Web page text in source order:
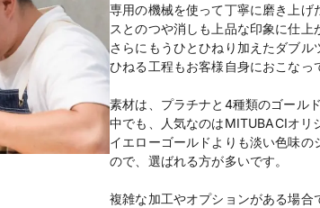
専用の機械を使って丁寧に磨き上げ
スとのつや消しも上品な印象に仕上
さらにもうひとひねり加えたダブル
ひねる工程もお客様自身におこなっ
素材は、プラチナと4種類のゴール
中でも、人気なのはMITUBACIオリ
イエローゴールドよりも淡い色味
ので、選ばれる方が多いです。
複雑な加工やオプションがある場